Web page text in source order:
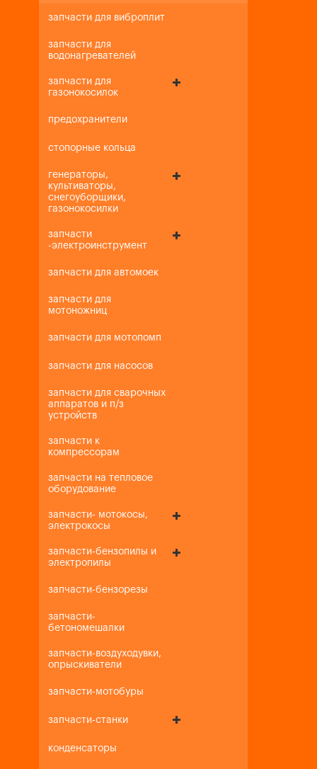
запчасти для виброплит
запчасти для
водонагревателей
запчасти для
газонокосилок
предохранители
стопорные кольца
генераторы,
культиваторы,
снегоуборщики,
газонокосилки
запчасти
-электроинструмент
запчасти для автомоек
запчасти для
мотоножниц
запчасти для мотопомп
запчасти для насосов
запчасти для сварочных
аппаратов и п/з
устройств
запчасти к
компрессорам
запчасти на тепловое
оборудование
запчасти- мотокосы,
электрокосы
запчасти-бензопилы и
электропилы
запчасти-бензорезы
запчасти-
бетономешалки
запчасти-воздуходувки,
опрыскиватели
запчасти-мотобуры
запчасти-станки
конденсаторы